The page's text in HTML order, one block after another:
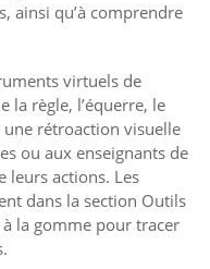
ainsi qu’à comprendre
virtuels de
la règle, l’équerre, le
rétroaction visuelle
ou aux enseignants de
leurs actions. Les
dans la section Outils
la gomme pour tracer